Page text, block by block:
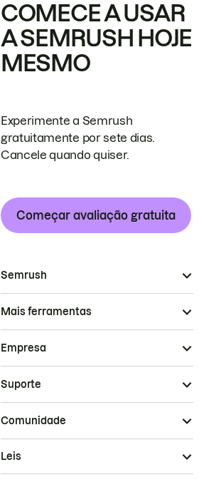
COMECE A USAR
A SEMRUSH HOJE
MESMO
Experimente a Semrush
gratuitamente por sete dias.
Cancele quando quiser.
Começar avaliação gratuita
Semrush
Mais ferramentas
Empresa
Suporte
Comunidade
Leis